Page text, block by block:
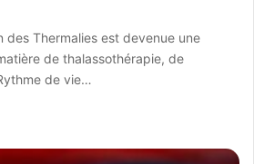
des Thermalies est devenue une
de thalassothérapie, de
de vie…